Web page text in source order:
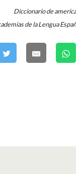
Diccionario de
de la Lengua